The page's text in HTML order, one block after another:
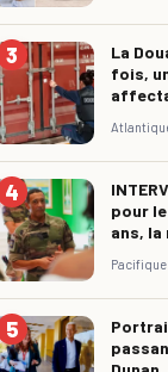
La
fois,
pour
ans,
Pacifique